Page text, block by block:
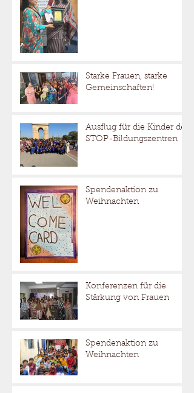
Starke Frauen, starke
Gemeinschaften!
Ausflug für die Kinder der
STOP-Bildungszentren
Spendenaktion zu
Weihnachten
Konferenzen für die
Stärkung von Frauen
Spendenaktion zu
Weihnachten